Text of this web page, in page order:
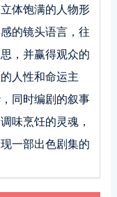
体饱满的人物形
的镜头语言，往
，并赢得观众的
人性和命运主
同时编剧的叙事
味烹饪的灵魂，
一部出色剧集的